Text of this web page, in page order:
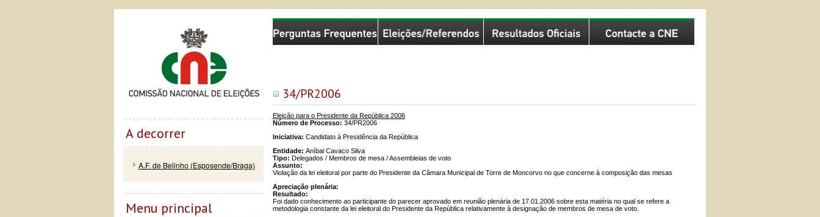
34/PR2006
Eleição para o Presidente da República 2006
Número de Processo: 34/PR2006
Iniciativa: Candidato à Presidência da República
Entidade: Aníbal Cavaco Silva
Tipo: Delegados / Membros de mesa / Assembleias de voto
Assunto:
Violação da lei eleitoral por parte do Presidente da Câmara Municipal de Torre de Moncorvo no que concerne à composição das mesas
Apreciação plenária:
Resultado:
Foi dado conhecimento ao participante do parecer aprovado em reunião plenária de 17.01.2006 sobre esta matéria no qual se refere a
metodologia constante da lei eleitoral do Presidente da República relativamente à designação de membros de mesa de voto.
Comissão Nacional de Eleições
A decorrer
A.F. de Belinho (Esposende/Braga)
Menu principal